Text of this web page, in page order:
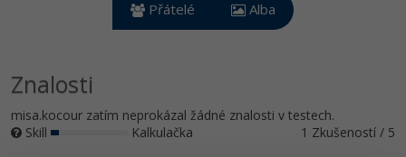
Copywriter
WordPress specialista
SEO specialista
Algoritmy -41%
Umělá inteligence (AI)
Pro děti
Windows
Linux
Fórum
Přátelé Alba
Znalosti
misa.kocour zatím neprokázal žádné znalosti v testech.
Skill
Kalkulačka 1 Zkušeností / 5